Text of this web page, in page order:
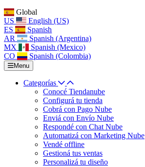
Global
US
English (US)
ES
Spanish
AR
Spanish (Argentina)
MX
Spanish (Mexico)
CO
Spanish (Colombia)
Menu
Categorías
Conocé Tiendanube
Configurá tu tienda
Cobrá con Pago Nube
Enviá con Envío Nube
Respondé con Chat Nube
Automatizá con Marketing Nube
Vendé offline
Gestioná tus ventas
Personalizá tu diseño